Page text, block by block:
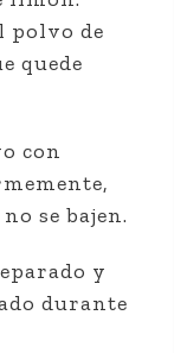
polvo de
quede
con
se bajen.
y
durante